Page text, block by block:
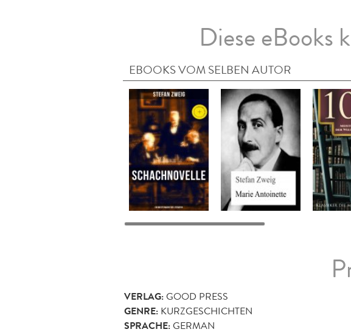
Diese eBooks
EBOOKS VOM SELBEN AUTOR
VERLAG:GOOD PRESS
GENRE: KURZGESCHICHTEN
SPRACHE:GERMAN